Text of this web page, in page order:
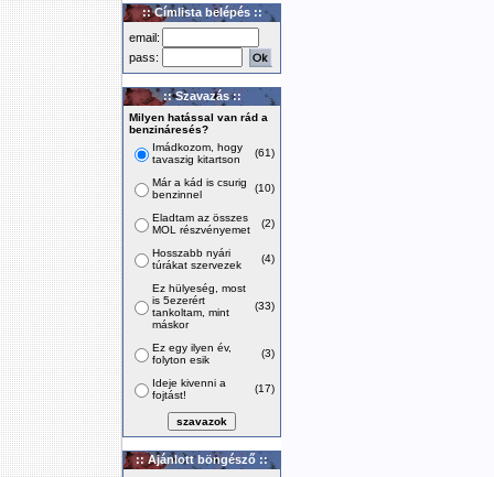
:: Címlista belépés ::
email:
pass:
:: Szavazás ::
Milyen hatással van rád a
benzináresés?
Imádkozom, hogy
tavaszig kitartson
(61)
Már a kád is csurig
benzinnel
(10)
Eladtam az összes
MOL részvényemet
(2)
Hosszabb nyári
túrákat szervezek
(4)
Ez hülyeség, most
is 5ezerért
tankoltam, mint
máskor
(33)
Ez egy ilyen év,
folyton esik
(3)
Ideje kivenni a
fojtást!
(17)
:: Ajánlott böngésző ::